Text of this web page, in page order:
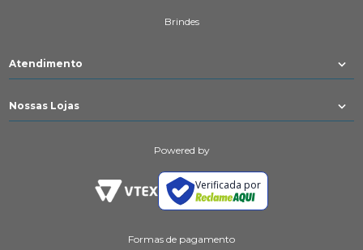
Brindes
Atendimento
Nossas Lojas
Powered by
Verificada por
Formas de pagamento